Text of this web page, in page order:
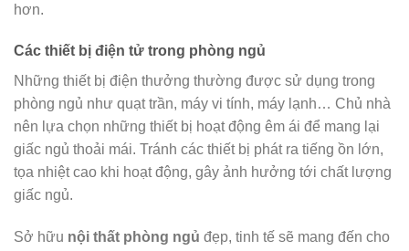
hơn.
Các thiết bị điện tử trong phòng ngủ
Những thiết bị điện thưởng thường được sử dụng trong
phòng ngủ như quạt trần, máy vi tính, máy lạnh… Chủ nhà
nên lựa chọn những thiết bị hoạt động êm ái để mang lại
giấc ngủ thoải mái. Tránh các thiết bị phát ra tiếng ồn lớn,
tọa nhiệt cao khi hoạt động, gây ảnh hưởng tới chất lượng
giấc ngủ.
Sở hữu nội thất phòng ngủ đẹp, tinh tế sẽ mang đến cho